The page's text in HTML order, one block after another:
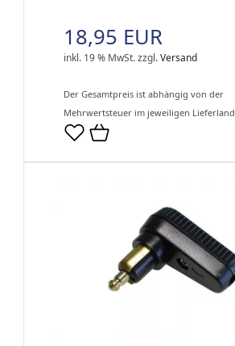
18,95 EUR
inkl. 19 % MwSt.zzgl.Versand
Der Gesamtpreis ist abhängig von der
Mehrwertsteuer im jeweiligen Lieferland.